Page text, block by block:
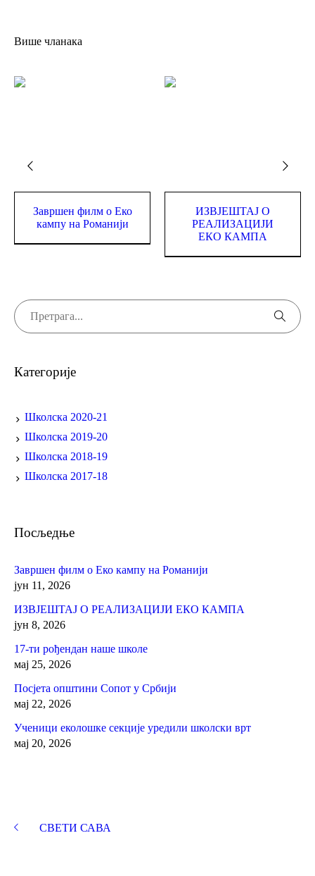
Више чланака
ИЗВЈЕШТАЈ О
РЕАЛИЗАЦИЈИ
17-ти рођендан наше
школе
Категорије
Школска 2020-21
Школска 2019-20
Школска 2018-19
Школска 2017-18
Посљедње
Завршен филм о Еко кампу на Романији
јун 11, 2026
ИЗВЈЕШТАЈ О РЕАЛИЗАЦИЈИ ЕКО КАМПА
јун 8, 2026
17-ти рођендан наше школе
мај 25, 2026
Посјета општини Сопот у Србији
мај 22, 2026
Ученици еколошке секције уредили школски врт
мај 20, 2026
СВЕТИ САВА